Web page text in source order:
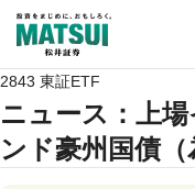
2843 東証ETF
ニュース ：上
ンド豪州国債（